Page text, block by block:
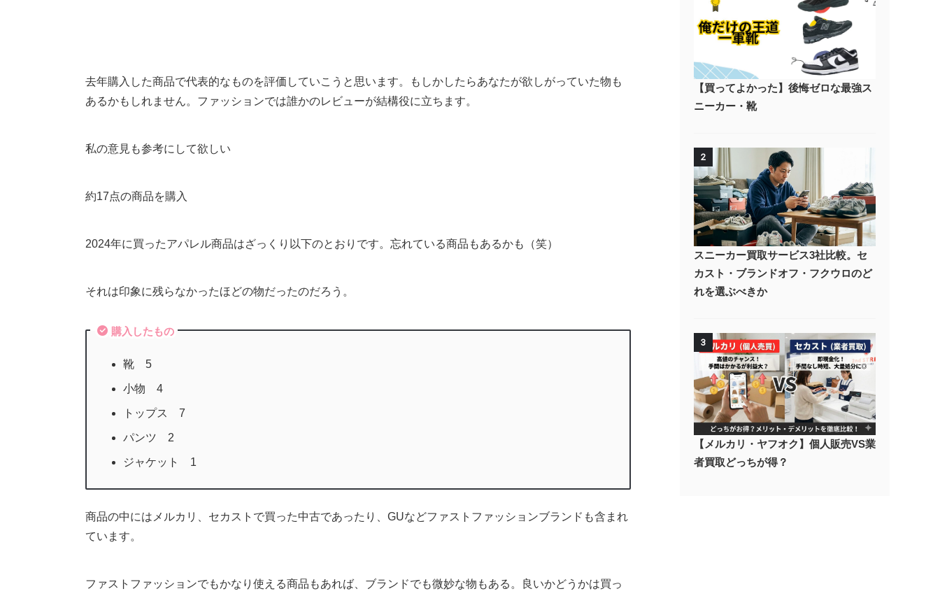
去年購入した商品で代表的なものを評価していこうと思います。もしかしたらあなたが欲しがっていた物も
あるかもしれません。ファッションでは誰かのレビューが結構役に立ちます。
私の意見も参考にして欲しい
約17点の商品を購入
2024年に買ったアパレル商品はざっくり以下のとおりです。忘れている商品もあるかも（笑）
それは印象に残らなかったほどの物だったのだろう。
購入したもの
靴 5
小物 4
トップス 7
パンツ 2
ジャケット 1
商品の中にはメルカリ、セカストで買った中古であったり、GUなどファストファッションブランドも含まれ
ています。
ファストファッションでもかなり使える商品もあれば、ブランドでも微妙な物もある。良いかどうかは買っ
【買ってよかった】後悔ゼロな最強ス
ニーカー・靴
2
スニーカー買取サービス3社比較。セ
カスト・ブランドオフ・フクウロのど
れを選ぶべきか
3
【メルカリ・ヤフオク】個人販売VS業
者買取どっちが得？